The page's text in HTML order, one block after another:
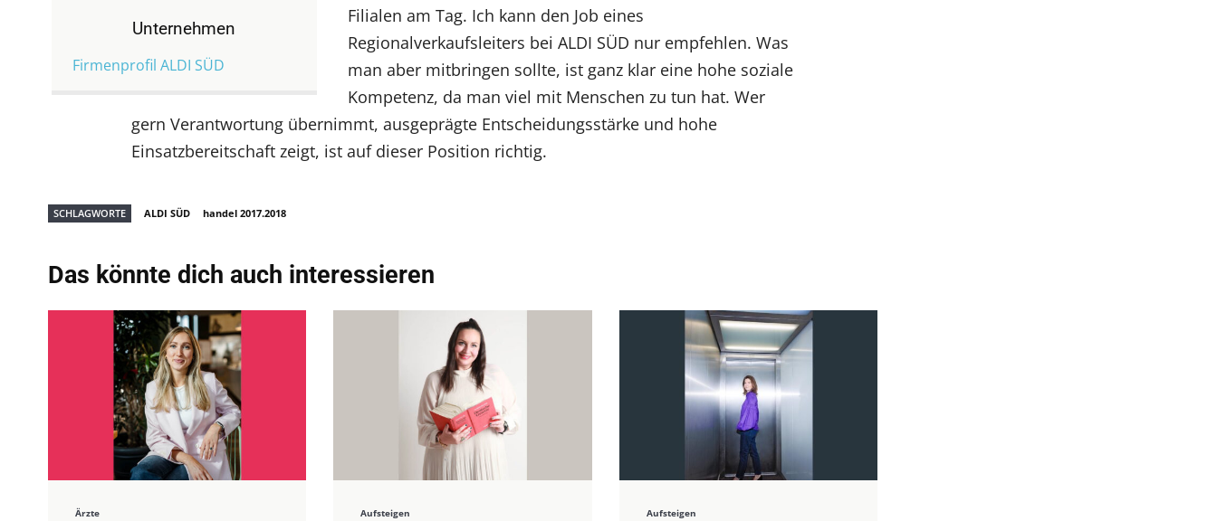
Unternehmen
Firmenprofil ALDI SÜD
Filialen am Tag. Ich kann den Job eines
Regionalverkaufsleiters bei ALDI SÜD nur empfehlen. Was
man aber mitbringen sollte, ist ganz klar eine hohe soziale
Kompetenz, da man viel mit Menschen zu tun hat. Wer
gern Verantwortung übernimmt, ausgeprägte Entscheidungsstärke und hohe
Einsatzbereitschaft zeigt, ist auf dieser Position richtig.
SCHLAGWORTE ALDI SÜD handel 2017.2018
Das könnte dich auch interessieren
Ärzte Aufsteigen Aufsteigen